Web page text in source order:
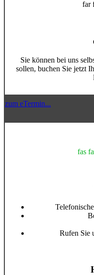
far
Sie können bei uns
sollen, buchen Sie jetzt
zum eTermin...
fas
Rufen Sie